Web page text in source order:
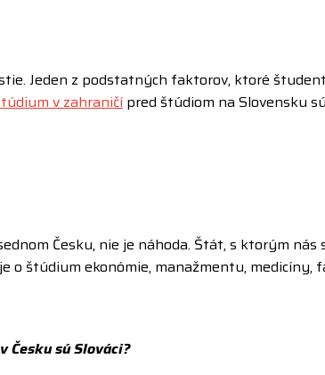
Jeden z podstatných faktorov, ktoré
v zahraničí pred štúdiom na Slovensku
Česku, nie je náhoda. Štát, s ktorým
o štúdium ekonómie, manažmentu, medicíny,
sú Slováci?